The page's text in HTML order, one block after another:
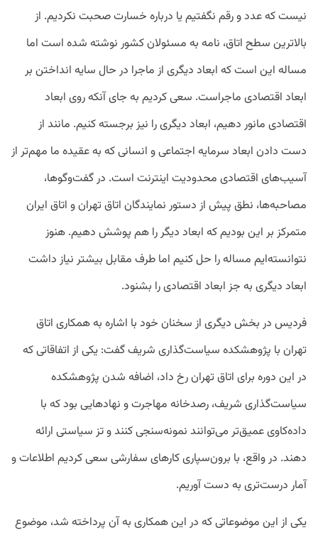
نیست که عدد و رقم نگفتیم یا درباره خسارت صحبت نکردیم. از
بالاترین سطح اتاق، نامه به مسئولان کشور نوشته شده است اما
مساله این است که ابعاد دیگری از ماجرا در حال سایه انداختن بر
ابعاد اقتصادی ماجراست. سعی کردیم به جای آنکه روی ابعاد
اقتصادی مانور دهیم، ابعاد دیگری را نیز برجسته کنیم. مانند از
دست دادن ابعاد سرمایه اجتماعی و انسانی که به عقیده ما مهم‌تر از
آسیب‌های اقتصادی محدودیت اینترنت است. در گفت‌وگو‌ها،
مصاحبه‌ها، نطق پیش از دستور نمایندگان اتاق تهران و اتاق ایران
متمرکز بر این بودیم که ابعاد دیگر را هم پوشش دهیم. هنوز
نتوانسته‌ایم مساله را حل کنیم اما طرف مقابل بیشتر نیاز داشت
ابعاد دیگری به جز ابعاد اقتصادی را بشنود.
فردیس در بخش دیگری از سخنان خود با اشاره به همکاری اتاق
تهران با پژوهشکده سیاست‌گذاری شریف گفت: یکی از اتفاقاتی که
در این دوره برای اتاق تهران رخ داد، اضافه شدن پژوهشکده
سیاست‌گذاری شریف، رصدخانه مهاجرت و نهادهایی بود که با
داده‌کاوی عمیق‌تر می‌توانند نمونه‌سنجی کنند و تز سیاستی ارائه
دهند. در واقع، با برون‌سپاری کارهای سفارشی سعی کردیم اطلاعات و
آمار درست‌تری به دست آوریم.
یکی از این موضوعاتی که در این همکاری به آن پرداخته شد، موضوع